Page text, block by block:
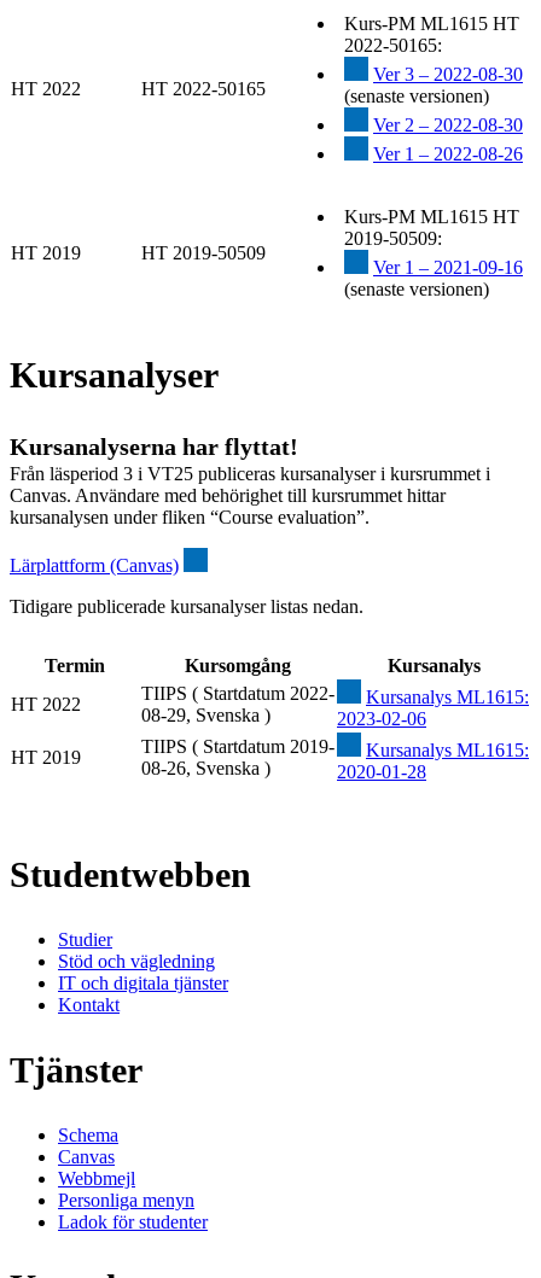
HT 2022 HT 2022-50165
Kurs-PM ML1615 HT
2022-50165:
Ver 3 – 2022-08-30
(senaste versionen)
Ver 2 – 2022-08-30
Ver 1 – 2022-08-26
HT 2019 HT 2019-50509
Kurs-PM ML1615 HT
2019-50509:
Ver 1 – 2021-09-16
(senaste versionen)
Kursanalyser
Kursanalyserna har flyttat!
Från läsperiod 3 i VT25 publiceras kursanalyser i kursrummet i
Canvas. Användare med behörighet till kursrummet hittar
kursanalysen under fliken “Course evaluation”.
Lärplattform (Canvas)
Tidigare publicerade kursanalyser listas nedan.
Termin Kursomgång
Kursanalys
HT 2022
TIIPS ( Startdatum 2022-
08-29, Svenska )
Kursanalys ML1615:
2023-02-06
HT 2019
TIIPS ( Startdatum 2019-
08-26, Svenska )
Kursanalys ML1615:
2020-01-28
Studentwebben
Studier
Stöd och vägledning
IT och digitala tjänster
Kontakt
Tjänster
Schema
Canvas
Webbmejl
Personliga menyn
Ladok för studenter